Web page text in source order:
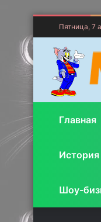
Пятница, 7
Главная
История
Шоу-